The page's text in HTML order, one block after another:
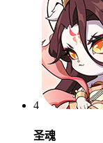
4
圣魂